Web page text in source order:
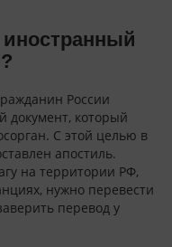
России
документ, который
С этой целью в
апостиль.
на территории РФ,
нужно перевести
перевод у